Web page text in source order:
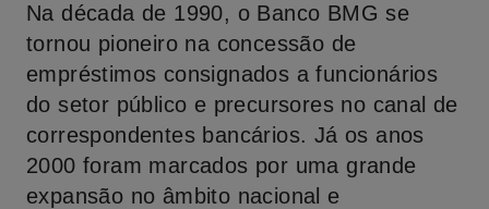
Na década de 1990, o Banco BMG se
tornou pioneiro na concessão de
empréstimos consignados a funcionários
do setor público e precursores no canal de
correspondentes bancários. Já os anos
2000 foram marcados por uma grande
expansão no âmbito nacional e